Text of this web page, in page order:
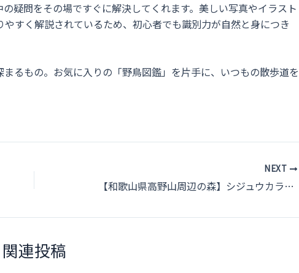
疑問をその場ですぐに解決してくれます。美しい写真やイラスト
すく解説されているため、初心者でも識別力が自然と身につき
るもの。お気に入りの「野鳥図鑑」を片手に、いつもの散歩道を
NEXT
【和歌山県高野山周辺の森】シジュウカラの観察ガイド
関連投稿